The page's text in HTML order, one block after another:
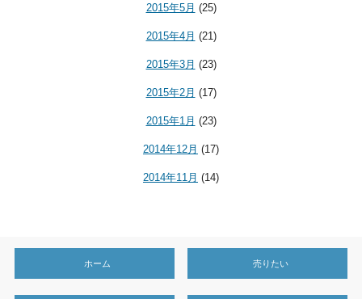
2015年5月 (25)
2015年4月 (21)
2015年3月 (23)
2015年2月 (17)
2015年1月 (23)
2014年12月 (17)
2014年11月 (14)
ホーム 売りたい